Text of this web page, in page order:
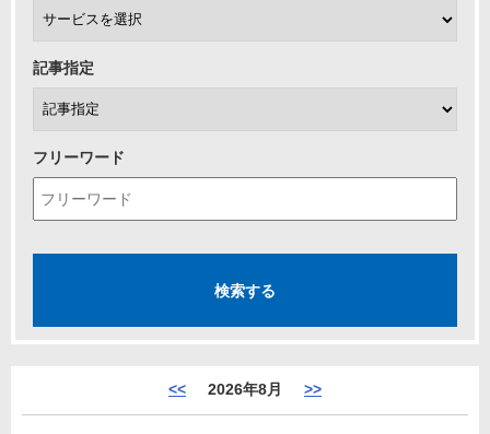
記事指定
フリーワード
<< 2026年8月 >>